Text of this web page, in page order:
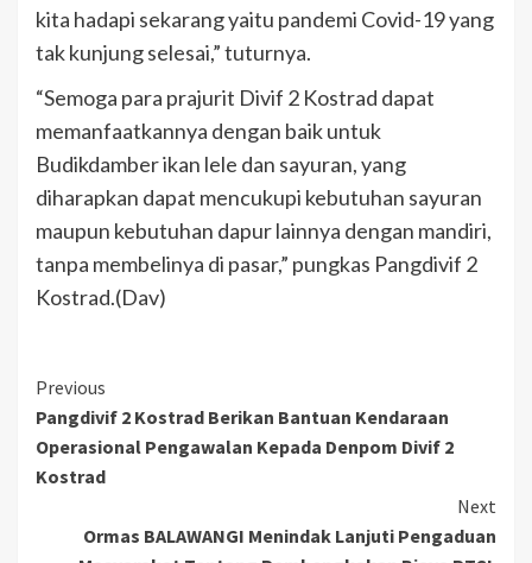
kita hadapi sekarang yaitu pandemi Covid-19 yang
tak kunjung selesai,” tuturnya.
“Semoga para prajurit Divif 2 Kostrad dapat
memanfaatkannya dengan baik untuk
Budikdamber ikan lele dan sayuran, yang
diharapkan dapat mencukupi kebutuhan sayuran
maupun kebutuhan dapur lainnya dengan mandiri,
tanpa membelinya di pasar,” pungkas Pangdivif 2
Kostrad.(Dav)
Previous
Pangdivif 2 Kostrad Berikan Bantuan Kendaraan
Operasional Pengawalan Kepada Denpom Divif 2
Kostrad
Next
Ormas BALAWANGI Menindak Lanjuti Pengaduan